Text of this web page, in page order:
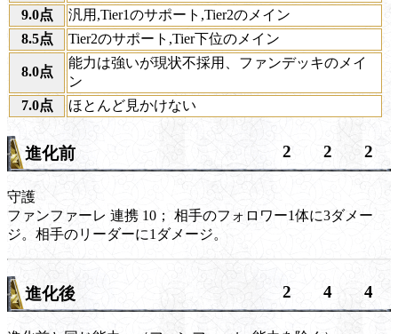
9.0点
汎用,Tier1のサポート,Tier2のメイン
8.5点
Tier2のサポート,Tier下位のメイン
8.0点
能力は強いが現状不採用、ファンデッキのメイ
ン
7.0点
ほとんど見かけない
進化前 2 2 2
守護
ファンファーレ 連携 10； 相手のフォロワー1体に3ダメー
ジ。相手のリーダーに1ダメージ。
進化後 2 4 4